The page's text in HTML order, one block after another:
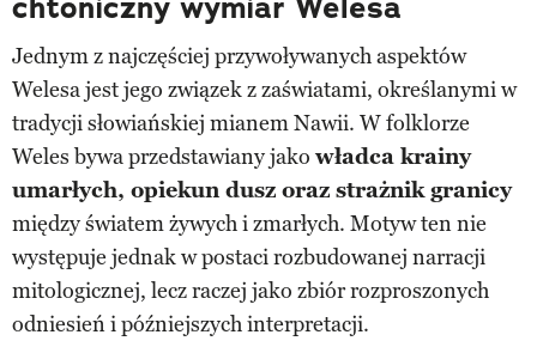
Jednym z najczęściej przywoływanych aspektów
Welesa jest jego związek z zaświatami, określanymi w
tradycji słowiańskiej mianem Nawii. W folklorze
Weles bywa przedstawiany jako władca krainy
umarłych, opiekun dusz oraz strażnik granicy
między światem żywych i zmarłych. Motyw ten nie
występuje jednak w postaci rozbudowanej narracji
mitologicznej, lecz raczej jako zbiór rozproszonych
odniesień i późniejszych interpretacji.